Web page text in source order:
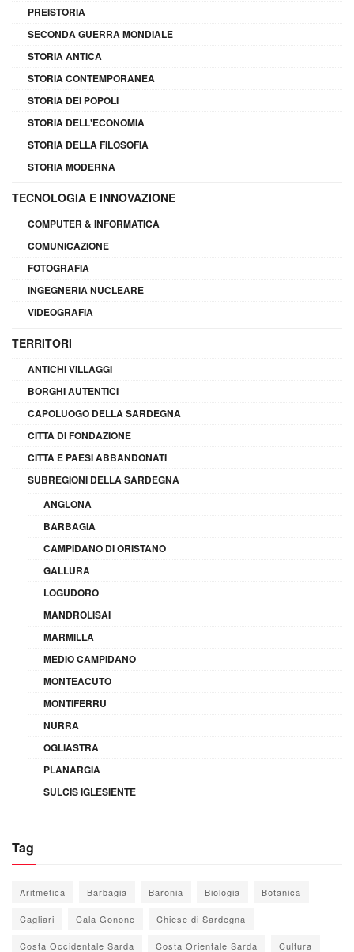
PREISTORIA
SECONDA GUERRA MONDIALE
STORIA ANTICA
STORIA CONTEMPORANEA
STORIA DEI POPOLI
STORIA DELL'ECONOMIA
STORIA DELLA FILOSOFIA
STORIA MODERNA
TECNOLOGIA E INNOVAZIONE
COMPUTER & INFORMATICA
COMUNICAZIONE
FOTOGRAFIA
INGEGNERIA NUCLEARE
VIDEOGRAFIA
TERRITORI
ANTICHI VILLAGGI
BORGHI AUTENTICI
CAPOLUOGO DELLA SARDEGNA
CITTÀ DI FONDAZIONE
CITTÀ E PAESI ABBANDONATI
SUBREGIONI DELLA SARDEGNA
ANGLONA
BARBAGIA
CAMPIDANO DI ORISTANO
GALLURA
LOGUDORO
MANDROLISAI
MARMILLA
MEDIO CAMPIDANO
MONTEACUTO
MONTIFERRU
NURRA
OGLIASTRA
PLANARGIA
SULCIS IGLESIENTE
Tag
Aritmetica Barbagia Baronia Biologia Botanica
Cagliari Cala Gonone Chiese di Sardegna
Costa Occidentale Sarda Costa Orientale Sarda Cultura